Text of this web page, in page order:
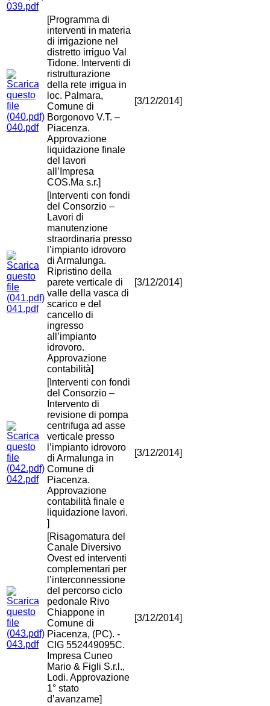
039.pdf
040.pdf
[Programma di
interventi in materia
di irrigazione nel
distretto irriguo Val
Tidone. Interventi di
ristrutturazione
della rete irrigua in
loc. Palmara,
Comune di
Borgonovo V.T. –
Piacenza.
Approvazione
liquidazione finale
del lavori
all’Impresa
COS.Ma s.r.]
[3/12/2014]
041.pdf
[Interventi con fondi
del Consorzio –
Lavori di
manutenzione
straordinaria presso
l’impianto idrovoro
di Armalunga.
Ripristino della
parete verticale di
valle della vasca di
scarico e del
cancello di
ingresso
all’impianto
idrovoro.
Approvazione
contabilità]
[3/12/2014]
042.pdf
[Interventi con fondi
del Consorzio –
Intervento di
revisione di pompa
centrifuga ad asse
verticale presso
l’impianto idrovoro
di Armalunga in
Comune di
Piacenza.
Approvazione
contabilità finale e
liquidazione lavori.
]
[3/12/2014]
043.pdf
[Risagomatura del
Canale Diversivo
Ovest ed interventi
complementari per
l’interconnessione
del percorso ciclo
pedonale Rivo
Chiappone in
Comune di
Piacenza, (PC). -
CIG 552449095C.
Impresa Cuneo
Mario & Figli S.r.l.,
Lodi. Approvazione
1° stato
d’avanzame]
[3/12/2014]